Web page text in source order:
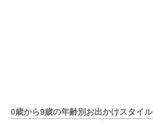
0歳から9歳の年齢別お出かけスタイル